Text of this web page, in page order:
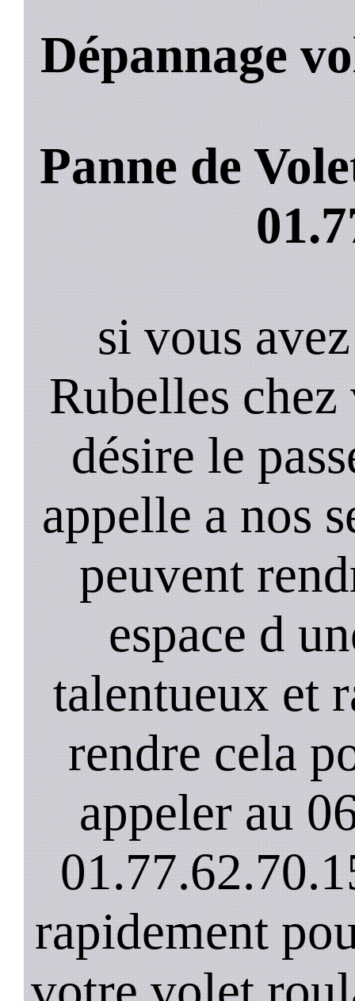
Dépannage
Panne de
si vous
Rubelles
désire le
appelle a nos
peuvent
espace d
talentueux et
rendre cela
appeler au
rapidement